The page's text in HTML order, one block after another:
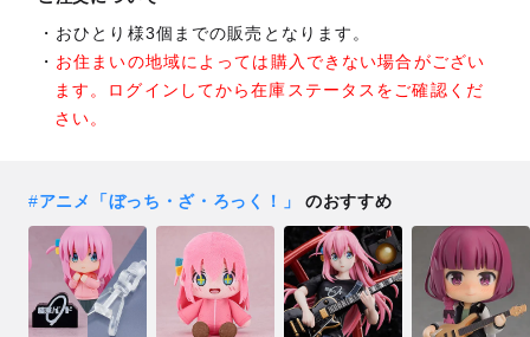
おひとり様3個までの販売となります。
お住まいの地域によっては購入できない場合がござい
ます。ログインしてから在庫ステータスをご確認くだ
さい。
#アニメ「ぼっち・ざ・ろっく！」 のおすすめ